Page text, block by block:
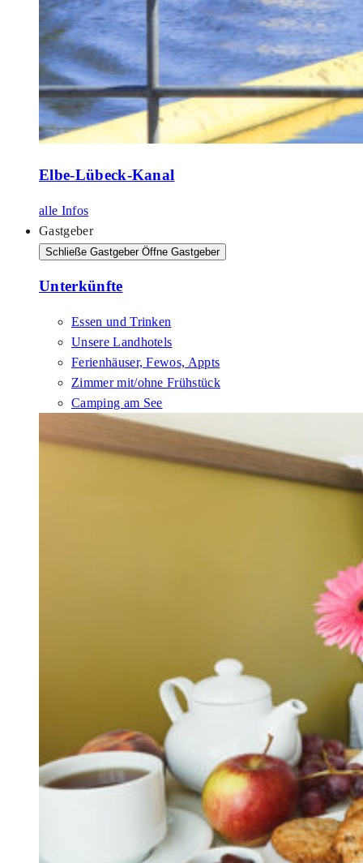
Elbe-Lübeck-Kanal
alle Infos
Gastgeber
Schließe Gastgeber Öffne Gastgeber
Unterkünfte
Essen und Trinken
Unsere Landhotels
Ferienhäuser, Fewos, Appts
Zimmer mit/ohne Frühstück
Camping am See